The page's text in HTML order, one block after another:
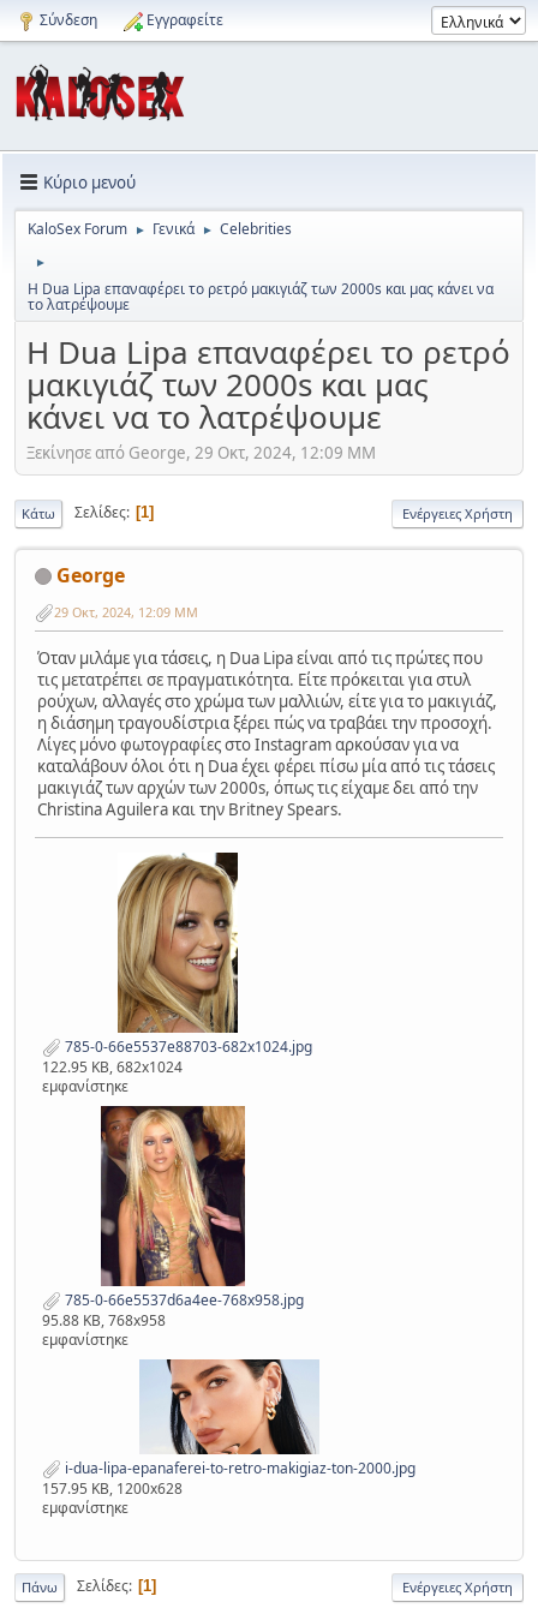
Σύνδεση Εγγραφείτε
Κύριο μενού
KaloSex Forum ► Γενικά ► Celebrities
►
Η Dua Lipa επαναφέρει το ρετρό μακιγιάζ των 2000s και μας κάνει να
το λατρέψουμε
Η Dua Lipa επαναφέρει το ρετρό
μακιγιάζ των 2000s και μας
κάνει να το λατρέψουμε
Ξεκίνησε από George, 29 Οκτ, 2024, 12:09 ΜΜ
Κάτω Σελίδες 1 Ενέργειες Χρήστη
George
29 Οκτ, 2024, 12:09 ΜΜ
Όταν μιλάμε για τάσεις, η Dua Lipa είναι από τις πρώτες που
τις μετατρέπει σε πραγματικότητα. Είτε πρόκειται για στυλ
ρούχων, αλλαγές στο χρώμα των μαλλιών, είτε για το μακιγιάζ,
η διάσημη τραγουδίστρια ξέρει πώς να τραβάει την προσοχή.
Λίγες μόνο φωτογραφίες στο Instagram αρκούσαν για να
καταλάβουν όλοι ότι η Dua έχει φέρει πίσω μία από τις τάσεις
μακιγιάζ των αρχών των 2000s, όπως τις είχαμε δει από την
Christina Aguilera και την Britney Spears.
785-0-66e5537e88703-682x1024.jpg
122.95 KB, 682x1024
εμφανίστηκε
785-0-66e5537d6a4ee-768x958.jpg
95.88 KB, 768x958
εμφανίστηκε
i-dua-lipa-epanaferei-to-retro-makigiaz-ton-2000.jpg
157.95 KB, 1200x628
εμφανίστηκε
Πάνω Σελίδες 1 Ενέργειες Χρήστη